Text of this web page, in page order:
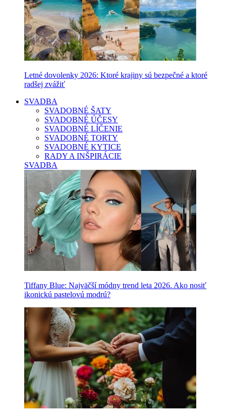
Letné dovolenky 2026: Ktoré krajiny sú bezpečné a ktoré
radšej zvážiť
SVADBA
SVADOBNÉ ŠATY
SVADOBNÉ ÚČESY
SVADOBNÉ LÍČENIE
SVADOBNÉ TORTY
SVADOBNÉ KYTICE
RADY A INŠPIRÁCIE
SVADBA
Tiffany Blue: Najväčší módny trend leta 2026. Ako nosiť
ikonickú pastelovú modrú?